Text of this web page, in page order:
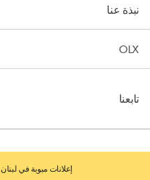
نبذة عنا
OLX
تابعنا
إعلانات مبوبة في لبنان